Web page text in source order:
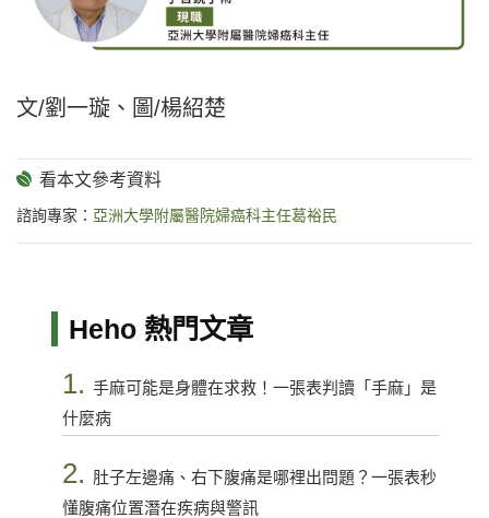
文/劉一璇、圖/楊紹楚
諮詢專家： 亞洲大學附屬醫院婦癌科主任葛裕民
Heho 熱門文章
1. 手麻可能是身體在求救！一張表判讀「手麻」是
什麼病
2. 肚子左邊痛、右下腹痛是哪裡出問題？一張表秒
懂腹痛位置潛在疾病與警訊